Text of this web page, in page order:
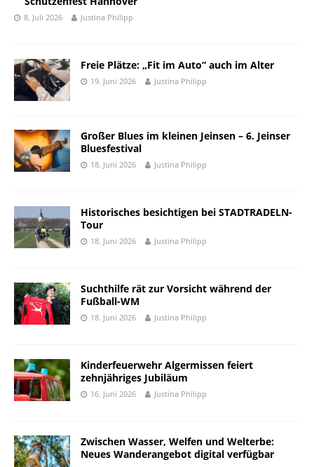
8. Juli 2026 Justina Philipp
Freie Plätze: „Fit im Auto“ auch im Alter
19. Juni 2026 Justina Philipp
Großer Blues im kleinen Jeinsen – 6. Jeinser
Bluesfestival
18. Juni 2026 Justina Philipp
Historisches besichtigen bei STADTRADELN-
Tour
18. Juni 2026 Justina Philipp
Suchthilfe rät zur Vorsicht während der
Fußball-WM
18. Juni 2026 Justina Philipp
Kinderfeuerwehr Algermissen feiert
zehnjähriges Jubiläum
16. Juni 2026 Justina Philipp
Zwischen Wasser, Welfen und Welterbe:
Neues Wanderangebot digital verfügbar